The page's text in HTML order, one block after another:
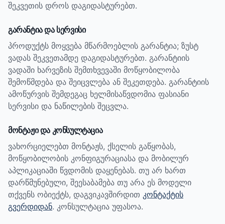
შეკვეთის დროს დაგიდასტურებთ.
გარანტია და სერვისი
პროდუქტს მოყვება მწარმოებლის გარანტია; ზუსტ
ვადას შეკვეთამდე დაგიდასტურებთ. გარანტიის
ვადაში ხარვეზის შემთხვევაში მოწყობილობა
შემოწმდება და შეიცვლება ან შეკეთდება. გარანტიის
ამოწურვის შემდეგაც ხელმისაწვდომია ფასიანი
სერვისი და ნაწილების შეცვლა.
მონტაჟი და კონსულტაცია
ვახორციელებთ მონტაჟს, ქსელის გაწყობას,
მოწყობილობის კონფიგურაციასა და მობილურ
აპლიკაციაში წვდომის დაყენებას. თუ არ ხართ
დარწმუნებული, შეესაბამება თუ არა ეს მოდელი
თქვენს ობიექტს, დაგვიკავშირდით კონტაქტის
გვერდიდან. კონსულტაცია უფასოა.